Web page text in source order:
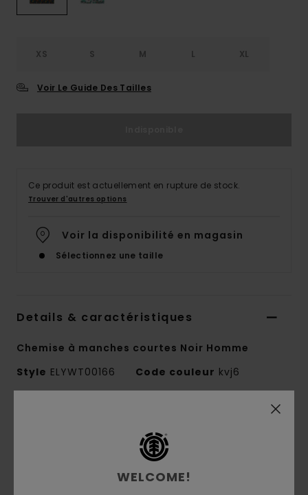
XS S M L XL
Voir Le Guide Des Tailles
Ce produit est actuellement en rupture de stock.
Trouver d'autres options
Voir la disponibilité en magasin
Sélectionnez une taille
Details & caractéristiques
Chemise à manches courtes Noir Homme
Style ELYWT00166 Code couleur kvj6
Mainline
coton [125 g/m²]
Conscious by Nature :coton biologique
WELCOME!